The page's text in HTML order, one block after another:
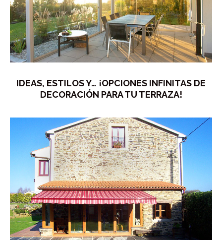
IDEAS, ESTILOS Y… ¡OPCIONES INFINITAS DE
DECORACIÓN PARA TU TERRAZA!